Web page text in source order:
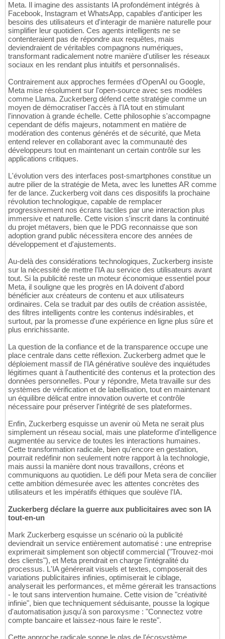
Meta. Il imagine des assistants IA profondément intégrés à
Facebook, Instagram et WhatsApp, capables d'anticiper les
besoins des utilisateurs et d'interagir de manière naturelle pour
simplifier leur quotidien. Ces agents intelligents ne se
contenteraient pas de répondre aux requêtes, mais
deviendraient de véritables compagnons numériques,
transformant radicalement notre manière d'utiliser les réseaux
sociaux en les rendant plus intuitifs et personnalisés.
Contrairement aux approches fermées d'OpenAI ou Google,
Meta mise résolument sur l'open-source avec ses modèles
comme Llama. Zuckerberg défend cette stratégie comme un
moyen de démocratiser l'accès à l'IA tout en stimulant
l'innovation à grande échelle. Cette philosophie s'accompagne
cependant de défis majeurs, notamment en matière de
modération des contenus générés et de sécurité, que Meta
entend relever en collaborant avec la communauté des
développeurs tout en maintenant un certain contrôle sur les
applications critiques.
L'évolution vers des interfaces post-smartphones constitue un
autre pilier de la stratégie de Meta, avec les lunettes AR comme
fer de lance. Zuckerberg voit dans ces dispositifs la prochaine
révolution technologique, capable de remplacer
progressivement nos écrans tactiles par une interaction plus
immersive et naturelle. Cette vision s'inscrit dans la continuité
du projet métavers, bien que le PDG reconnaisse que son
adoption grand public nécessitera encore des années de
développement et d'ajustements.
Au-delà des considérations technologiques, Zuckerberg insiste
sur la nécessité de mettre l'IA au service des utilisateurs avant
tout. Si la publicité reste un moteur économique essentiel pour
Meta, il souligne que les progrès en IA doivent d'abord
bénéficier aux créateurs de contenu et aux utilisateurs
ordinaires. Cela se traduit par des outils de création assistée,
des filtres intelligents contre les contenus indésirables, et
surtout, par la promesse d'une expérience en ligne plus sûre et
plus enrichissante.
La question de la confiance et de la transparence occupe une
place centrale dans cette réflexion. Zuckerberg admet que le
déploiement massif de l'IA générative soulève des inquiétudes
légitimes quant à l'authenticité des contenus et la protection des
données personnelles. Pour y répondre, Meta travaille sur des
systèmes de vérification et de labellisation, tout en maintenant
un équilibre délicat entre innovation ouverte et contrôle
nécessaire pour préserver l'intégrité de ses plateformes.
Enfin, Zuckerberg esquisse un avenir où Meta ne serait plus
simplement un réseau social, mais une plateforme d'intelligence
augmentée au service de toutes les interactions humaines.
Cette transformation radicale, bien qu'encore en gestation,
pourrait redéfinir non seulement notre rapport à la technologie,
mais aussi la manière dont nous travaillons, créons et
communiquons au quotidien. Le défi pour Meta sera de concilier
cette ambition démesurée avec les attentes concrètes des
utilisateurs et les impératifs éthiques que soulève l'IA.
Zuckerberg déclare la guerre aux publicitaires avec son IA
tout-en-un
Mark Zuckerberg esquisse un scénario où la publicité
deviendrait un service entièrement automatisé : une entreprise
exprimerait simplement son objectif commercial ("Trouvez-moi
des clients"), et Meta prendrait en charge l'intégralité du
processus. L'IA générerait visuels et textes, composerait des
variations publicitaires infinies, optimiserait le ciblage,
analyserait les performances, et même gérerait les transactions
- le tout sans intervention humaine. Cette vision de "créativité
infinie", bien que techniquement séduisante, pousse la logique
d'automatisation jusqu'à son paroxysme : "Connectez votre
compte bancaire et laissez-nous faire le reste".